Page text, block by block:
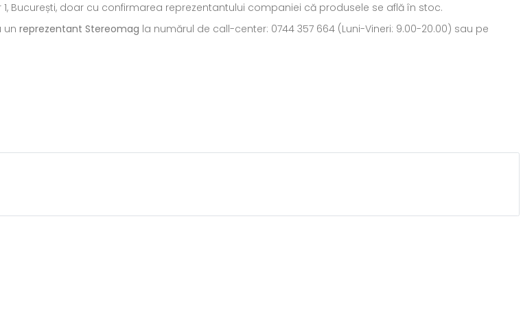
1, București, doar cu confirmarea reprezentantului companiei că produsele se află în stoc.
un reprezentant Stereomag la numărul de call-center: 0744 357 664 (Luni-Vineri: 9.00-20.00) sau pe